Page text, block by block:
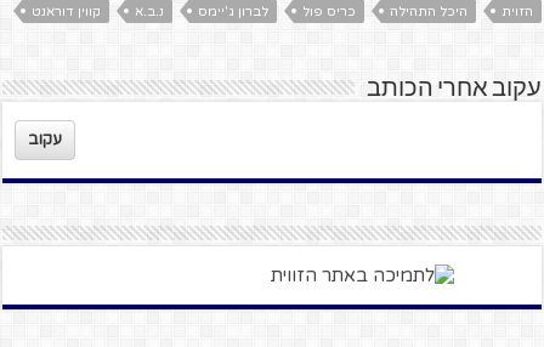
הזוית
היכל התהילה כריס פול לברון ג'יימס נ.ב.א קווין דוראנט
עקוב אחרי הכותב
עקוב